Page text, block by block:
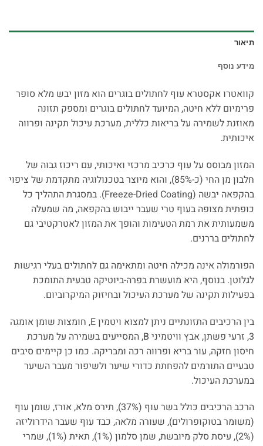
תיאור
מידע נוסף
קוואטרו אקסטרא עוף לחתולים בוגרים הוא מזון יבש מלא סופר
פרימיום ללא חיטה, המיועד לחתולים בוגרים ומספק תזונה
מאוזנת לשמירה על בריאות כללית, מערכת עיכול תקינה ופרווה
איכותית.
המזון מבוסס על עוף כרכיב מרכזי ואיכותי, עם ריכוז גבוה של
חלבון מן החי (כ-85%), והוא מיוצר בטכנולוגיה מתקדמת של ציפוי
בהקפאה יבשה (Freeze-Dried Coating). במסגרת התהליך כל
כופתית מצופה בעוף טרי שעבר ייבוש בהקפאה, מה שמעלה
משמעותית את רמת הטעימות והופך את המזון לאטרקטיבי גם
לחתולים בררנים.
הפורמולה אינה מכילה חיטה ומתאימה גם לחתולים בעלי רגישות
לגלוטן. בנוסף, היא מועשרת בפרה-ביוטיקה טבעית התומכת
בפעילות תקינה של מערכת העיכול ובחיזוק המיקרוביום.
בין הרכיבים התזונתיים ניתן למצוא ויטמין E, חומצות שומן אומגה
3, זרעי פשתן, אבץ וויטמיני B, המסייעים בשמירה על מערכת
חיסון חזקה, עור בריא ופרווה רכה ומבריקה. כמו כן קיימים סיבים
טבעיים התורמים להפחתת כדורי שיער ולשיפור מעבר השיער
במערכת העיכול.
הרכב הרכיבים כולל בשר עוף (37%), תירס מלא, אורז, שומן עוף
(משומר בטוקופרולים), שעורה מלאה, כבד עוף שעבר הידרוליזה
(2%), עיסת סלק מיובשת, שמן סלמון (1%), תאית (1%), שמרי